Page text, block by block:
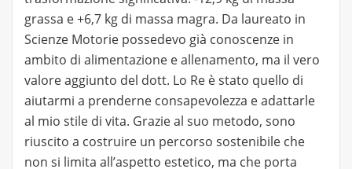
grassa e +6,7 kg di massa magra. Da laureato in
Scienze Motorie possedevo già conoscenze in
ambito di alimentazione e allenamento, ma il vero
valore aggiunto del dott. Lo Re è stato quello di
aiutarmi a prenderne consapevolezza e adattarle
al mio stile di vita. Grazie al suo metodo, sono
riuscito a costruire un percorso sostenibile che
non si limita all’aspetto estetico, ma che porta